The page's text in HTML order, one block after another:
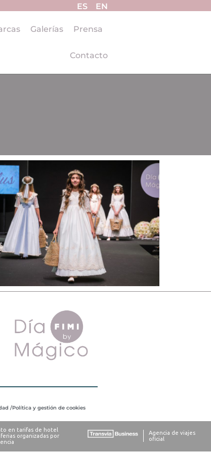
ES EN
Galerías Prensa
Contacto
/Política y gestión de cookies